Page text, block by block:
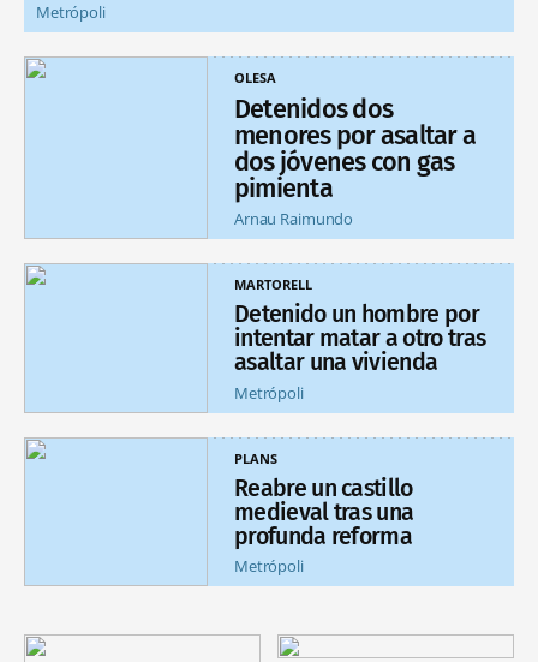
Metrópoli
OLESA
Detenidos dos
menores por asaltar a
dos jóvenes con gas
pimienta
Arnau Raimundo
MARTORELL
Detenido un hombre por
intentar matar a otro tras
asaltar una vivienda
Metrópoli
PLANS
Reabre un castillo
medieval tras una
profunda reforma
Metrópoli